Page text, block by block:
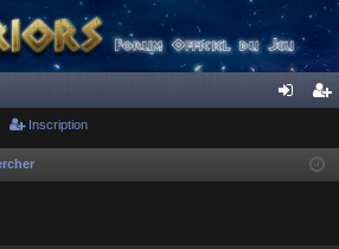
cri
Inscription